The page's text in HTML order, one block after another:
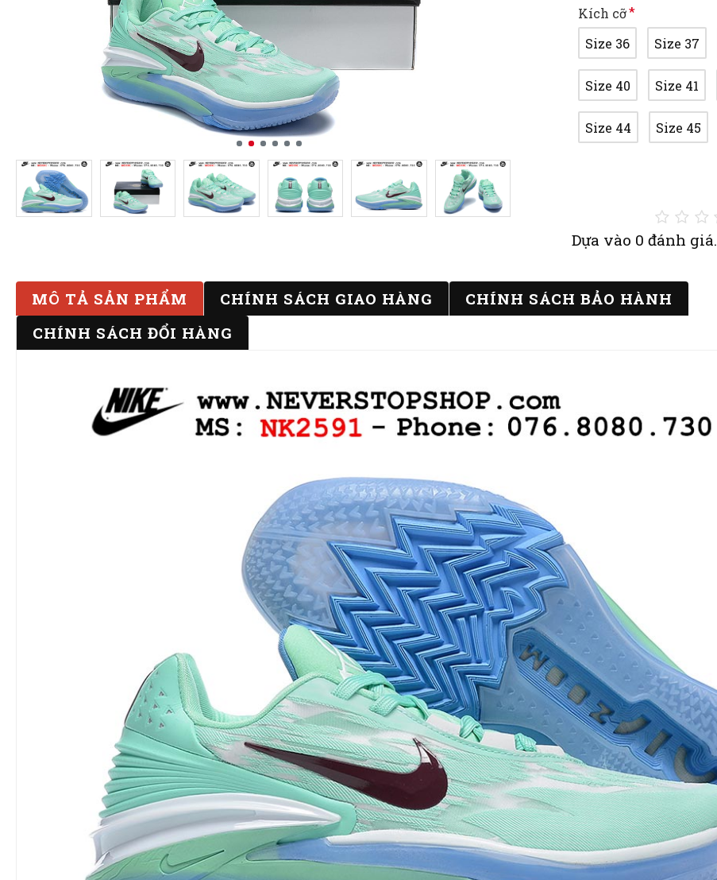
Dựa vào 0 đánh giá.
Kích cỡ
Size 36
Size 37
Size 40 Size 41
Size 44 Size 45
MÔ TẢ SẢN PHẨM CHÍNH SÁCH GIAO HÀNG
CHÍNH SÁCH BẢO HÀNH
CHÍNH SÁCH ĐỔI HÀNG